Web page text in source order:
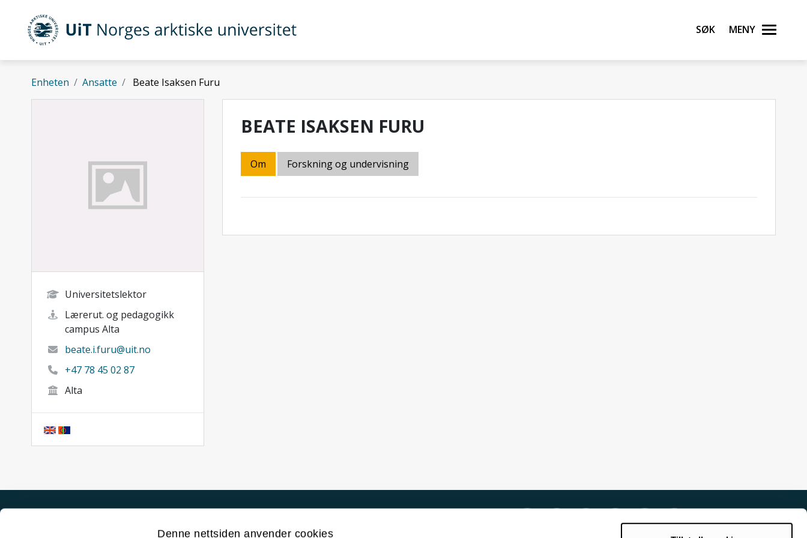
Denne nettsiden anvender cookies
Gå til hovedinnhold
UiT Norges arktiske universitet Søk Meny
Enheten Ansatte Beate Isaksen Furu
Universitetslektor
Lærerut. og pedagogikk
campus Alta
beate.i.furu@uit.no
+47 78 45 02 87
Alta
BEATE ISAKSEN FURU
Om Forskning og undervisning